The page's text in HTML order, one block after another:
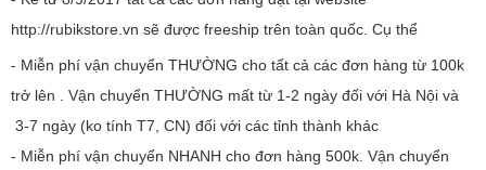
http://rubikstore.vn sẽ được freeship trên toàn quốc. Cụ thể
- Miễn phí vận chuyển THƯỜNG cho tất cả các đơn hàng từ 100k
trở lên . Vận chuyển THƯỜNG mất từ 1-2 ngày đối với Hà Nội và
3-7 ngày (ko tính T7, CN) đối với các tỉnh thành khác
- Miễn phí vận chuyển NHANH cho đơn hàng 500k. Vận chuyển